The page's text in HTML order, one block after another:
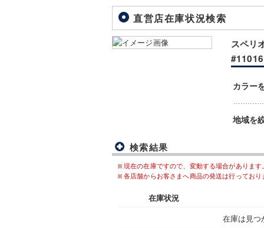
直営店在庫状況検索
スペリ
カラー
地域を
検索結果
現在の在庫ですので、変動する場合がありま
各店舗からお客さまへ商品の発送は行っており
在庫状況
在庫は見